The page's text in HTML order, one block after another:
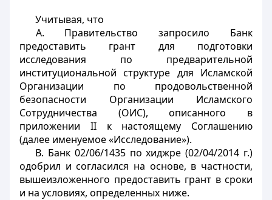
Учитывая, что
A. Правительство запросило Банк
предоставить грант для подготовки
исследования по предварительной
институциональной структуре для Исламской
Организации по продовольственной
безопасности Организации Исламского
Сотрудничества (ОИС), описанного в
приложении II к настоящему Соглашению
(далее именуемое «Исследование»).
B. Банк 02/06/1435 по хиджре (02/04/2014 г.)
одобрил и согласился на основе, в частности,
вышеизложенного предоставить грант в сроки
и на условиях, определенных ниже.